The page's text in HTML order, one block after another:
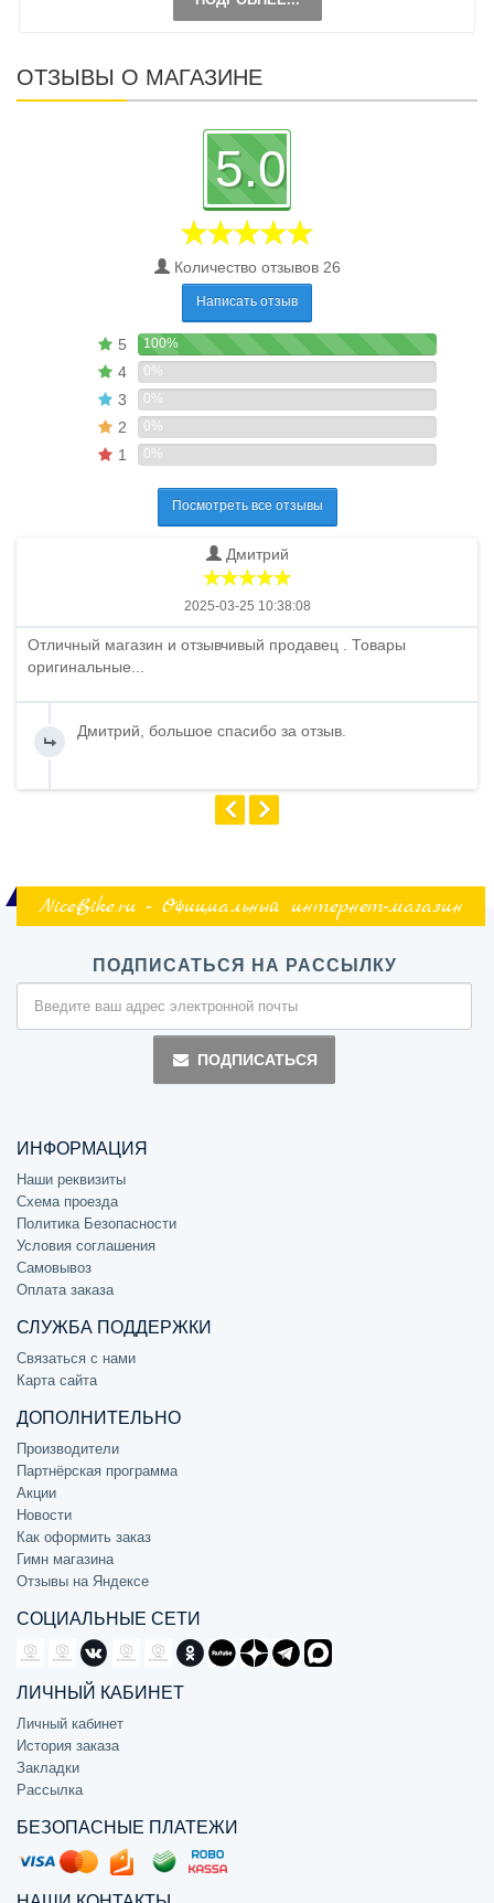
ОТЗЫВЫ О МАГАЗИНЕ
5.0
Количество отзывов 26
Написать отзыв
5 100%
4 0%
3 0%
2 0%
1 0%
Посмотреть все отзывы
Дмитрий
2025-03-25 10:38:08
Отличный магазин и отзывчивый продавец . Товары
оригинальные...
Дмитрий, большое спасибо за отзыв.
NiceBike.ru - Официальный интернет-магазин
ПОДПИСАТЬСЯ НА РАССЫЛКУ
ПОДПИСАТЬСЯ
ИНФОРМАЦИЯ
Наши реквизиты
Схема проезда
Политика Безопасности
Условия соглашения
Самовывоз
Оплата заказа
СЛУЖБА ПОДДЕРЖКИ
Связаться с нами
Карта сайта
ДОПОЛНИТЕЛЬНО
Производители
Партнёрская программа
Акции
Новости
Как оформить заказ
Гимн магазина
Отзывы на Яндексе
СОЦИАЛЬНЫЕ СЕТИ
ЛИЧНЫЙ КАБИНЕТ
Личный кабинет
История заказа
Закладки
Рассылка
БЕЗОПАСНЫЕ ПЛАТЕЖИ